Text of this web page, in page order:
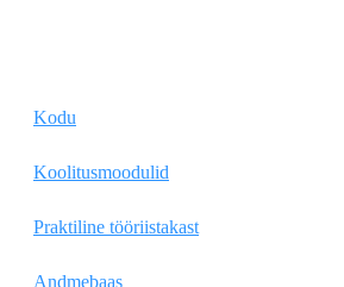
Kodu
Koolitusmoodulid
Praktiline tööriistakast
Andmebaas